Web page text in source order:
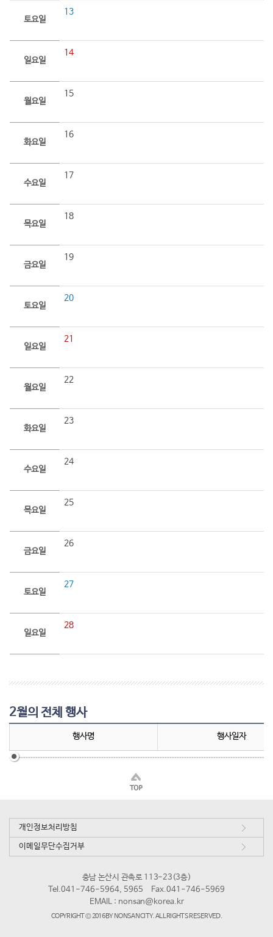
토요일
13
일요일
14
월요일
15
화요일
16
수요일
17
목요일
18
금요일
19
토요일
20
일요일
21
월요일
22
화요일
23
수요일
24
목요일
25
금요일
26
토요일
27
일요일
28
2월의 전체 행사
행사명 행사일자
개인정보처리방침
이메일무단수집거부
충남 논산시 관촉로 113-23(3층)
Tel.041-746-5964, 5965
Fax.041-746-5969
EMAIL : nonsan@korea.kr
COPYRIGHT © 2016 BY NONSAN CITY. ALL RIGHTS RESERVED.